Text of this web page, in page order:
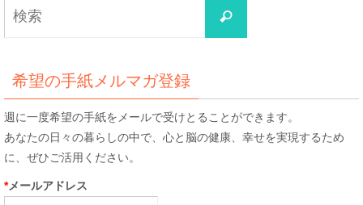
検
索
希望の手紙メルマガ登録
週に一度希望の手紙をメールで受けとることができます。
あなたの日々の暮らしの中で、心と脳の健康、幸せを実現するため
に、ぜひご活用ください。
*メールアドレス